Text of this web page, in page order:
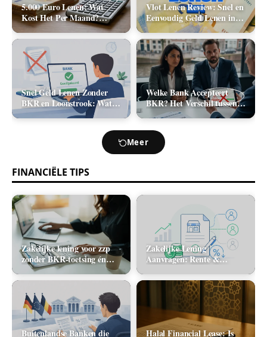
5.000 Euro Lenen: Wat
Kost Het Per Maand?
(Rente & Maandlasten
2026)
Vlot Lenen Review: Snel en
Eenvoudig Geld Lenen in
2026
Snel Geld Lenen Zonder
BKR en Loonstrook: Wat
Zijn Je Opties?
Welke Bank Accepteert
BKR? Het Verschil tussen
Positief en Negatief BKR
Meer
FINANCIËLE TIPS
Zakelijke lening voor zzp
zonder BKR-toetsing én
zonder jaarcijfers: kan het
in 2026?
Zakelijke Lening
Aanvragen: Rente &
Buitenlandse Banken die
Halal Financial Lease: Is